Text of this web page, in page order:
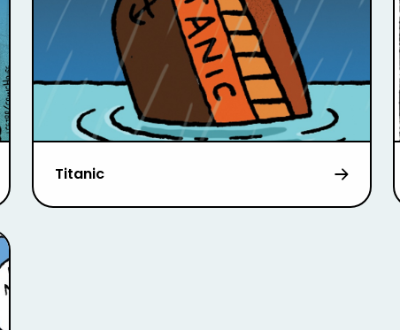
Titanic